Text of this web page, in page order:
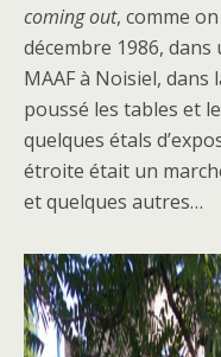
coming out, comme
décembre 1986,
MAAF à Noisiel,
poussé les tables et
quelques étals
étroite était un
et quelques autres…